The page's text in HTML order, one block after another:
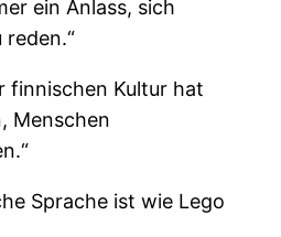
ein Anlass, sich
finnischen Kultur hat
Menschen
Sprache ist wie Lego